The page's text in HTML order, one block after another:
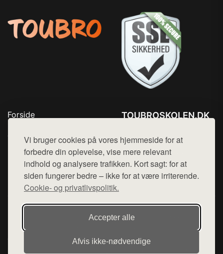
Vi bruger cookies på vores hjemmeside for at
forbedre din oplevelse, vise mere relevant
indhold og analysere trafikken. Kort sagt: for at
siden fungerer bedre – ikke for at være irriterende.
Cookie- og privatlivspolitik.
Accepter alle
Afvis ikke‑nødvendige
Forside
Top Rabatter
Blog
Kontakt
TOUBROSKOLEN.DK
Mail: hej@want.dk
Cookie- og privatlivspolitik
Denne side er en del af want.dk, der udgiver en række
hjemmesider med præsentation af forskellige produkter fra
diverse webshops. Der sælges ikke varer fra denne side - vi
henviser til de shops, som sælger varen. Vi har heller ikke